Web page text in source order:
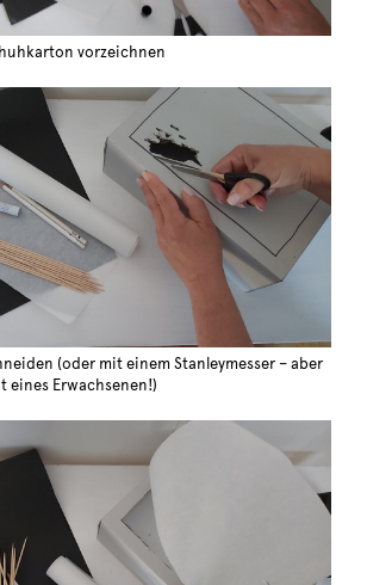
vorzeichnen
(oder mit einem Stanleymesser – aber
eines Erwachsenen!)